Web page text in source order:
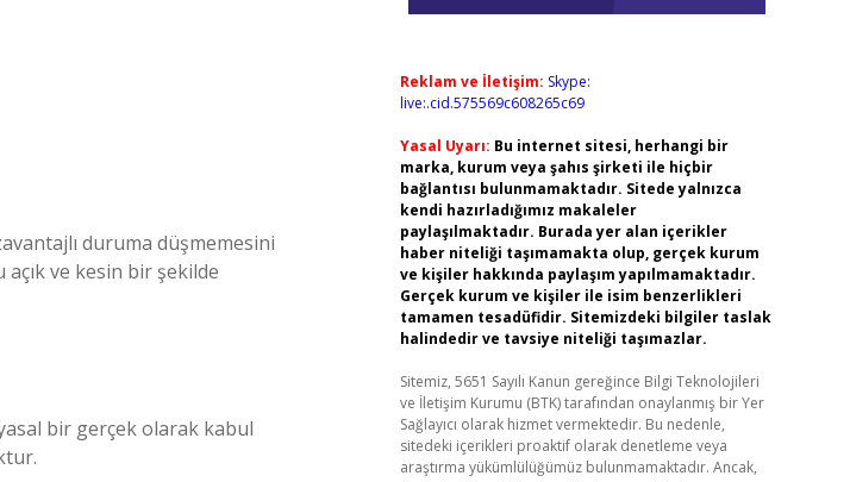
duruma düşmemesini
açık ve kesin bir şekilde
bir gerçek olarak kabul
Reklam ve İletişim: Skype:
live:.cid.575569c608265c69
Yasal Uyarı: Bu internet sitesi, herhangi bir
marka, kurum veya şahıs şirketi ile hiçbir
bağlantısı bulunmamaktadır. Sitede yalnızca
kendi hazırladığımız makaleler
paylaşılmaktadır. Burada yer alan içerikler
haber niteliği taşımamakta olup, gerçek kurum
ve kişiler hakkında paylaşım yapılmamaktadır.
Gerçek kurum ve kişiler ile isim benzerlikleri
tamamen tesadüfidir. Sitemizdeki bilgiler taslak
halindedir ve tavsiye niteliği taşımazlar.
Sitemiz, 5651 Sayılı Kanun gereğince Bilgi Teknolojileri
ve İletişim Kurumu (BTK) tarafından onaylanmış bir Yer
Sağlayıcı olarak hizmet vermektedir. Bu nedenle,
sitedeki içerikleri proaktif olarak denetleme veya
araştırma yükümlülüğümüz bulunmamaktadır. Ancak,